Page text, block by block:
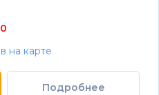
0
на карте
Подробнее